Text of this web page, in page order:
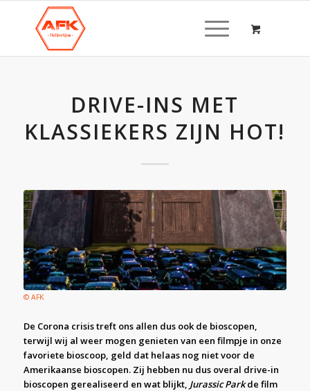
DRIVE-INS MET
KLASSIEKERS ZIJN HOT!
© AFK
De Corona crisis treft ons allen dus ook de bioscopen,
terwijl wij al weer mogen genieten van een filmpje in onze
favoriete bioscoop, geld dat helaas nog niet voor de
Amerikaanse bioscopen. Zij hebben nu dus overal drive-in
bioscopen gerealiseerd en wat blijkt, Jurassic Parkde film